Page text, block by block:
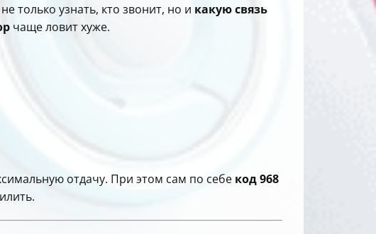
только узнать, кто звонит, но и какую связь
чаще ловит хуже.
отдачу. При этом сам по себе код 968